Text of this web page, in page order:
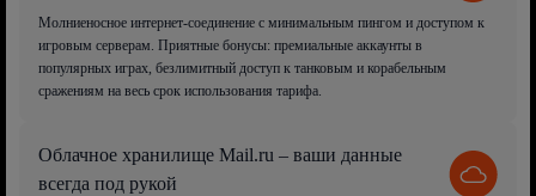
Молниеносное интернет-соединение с минимальным пингом и доступом к
игровым серверам. Приятные бонусы: премиальные аккаунты в
популярных играх, безлимитный доступ к танковым и корабельным
сражениям на весь срок использования тарифа.
Облачное хранилище Mail.ru – ваши данные
всегда под рукой